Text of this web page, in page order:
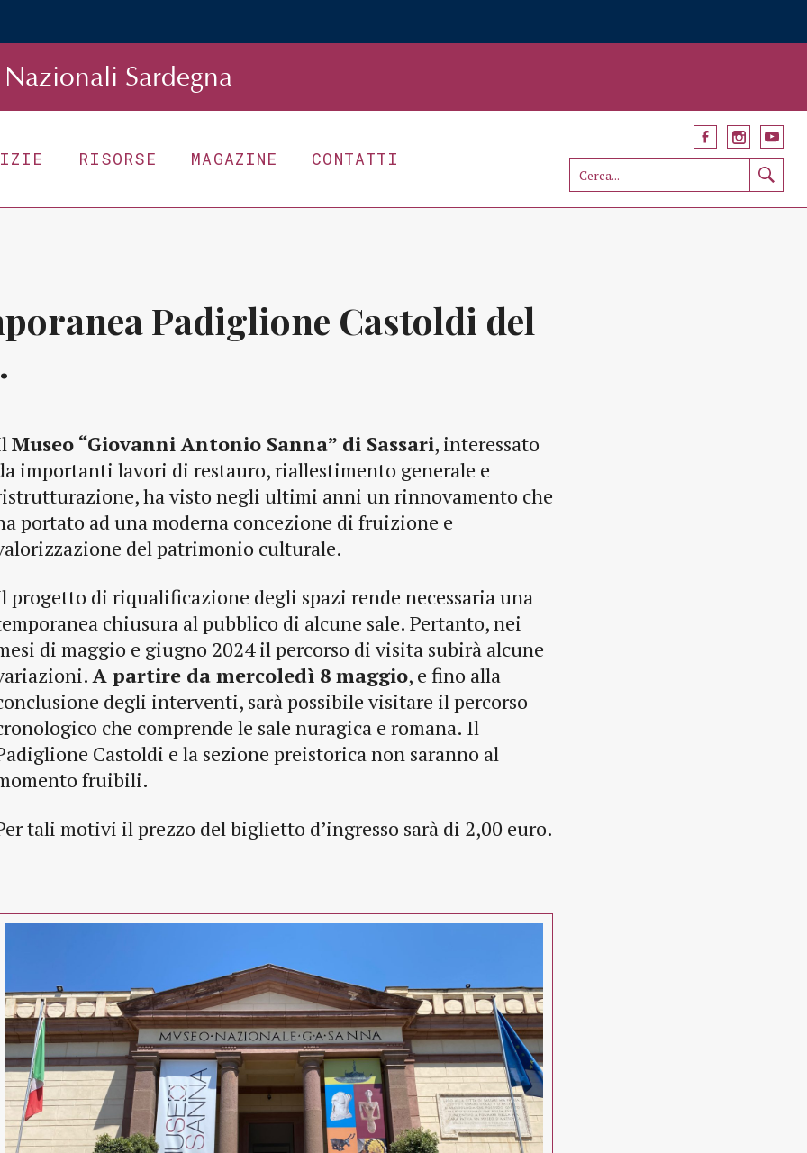
Sardegna
RISORSE MAGAZINE CONTATTI
Padiglione Castoldi del
Museo “Giovanni Antonio Sanna” di Sassari, interessato
importanti lavori di restauro, riallestimento generale e
ha visto negli ultimi anni un rinnovamento che
portato ad una moderna concezione di fruizione e
del patrimonio culturale.
progetto di riqualificazione degli spazi rende necessaria una
chiusura al pubblico di alcune sale. Pertanto, nei
di maggio e giugno 2024 il percorso di visita subirà alcune
A partire da mercoledì 8 maggio, e fino alla
degli interventi, sarà possibile visitare il percorso
che comprende le sale nuragica e romana. Il
Castoldi e la sezione preistorica non saranno al
fruibili.
tali motivi il prezzo del biglietto d’ingresso sarà di 2,00 euro.